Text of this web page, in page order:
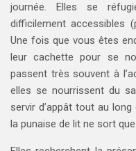
journée. Elles se
difficilement accessibles
Une fois que vous êtes
leur cachette pour se
passent très souvent à
elles se nourrissent du
servir d’appât tout au
la punaise de lit ne sort